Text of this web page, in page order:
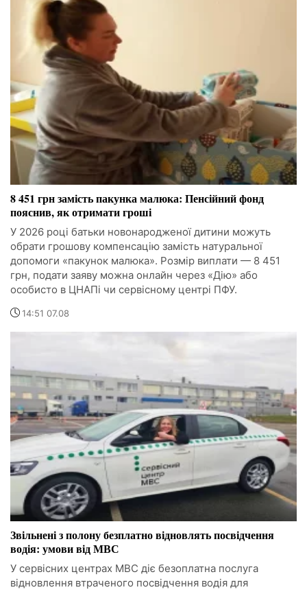
8 451 грн замість пакунка малюка: Пенсійний фонд
пояснив, як отримати гроші
У 2026 році батьки новонародженої дитини можуть
обрати грошову компенсацію замість натуральної
допомоги «пакунок малюка». Розмір виплати — 8 451
грн, подати заяву можна онлайн через «Дію» або
особисто в ЦНАПі чи сервісному центрі ПФУ.
14:51 07.08
Звільнені з полону безплатно відновлять посвідчення
водія: умови від МВС
У сервісних центрах МВС діє безоплатна послуга
відновлення втраченого посвідчення водія для